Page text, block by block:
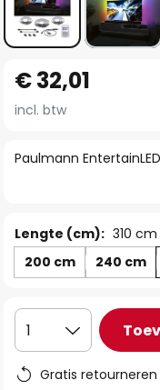
naar
het
van
Paulmann EntertainLED
€ 32,01
incl. btw
Lengte (cm): 310 cm
200 cm
240 cm
1
Gratis